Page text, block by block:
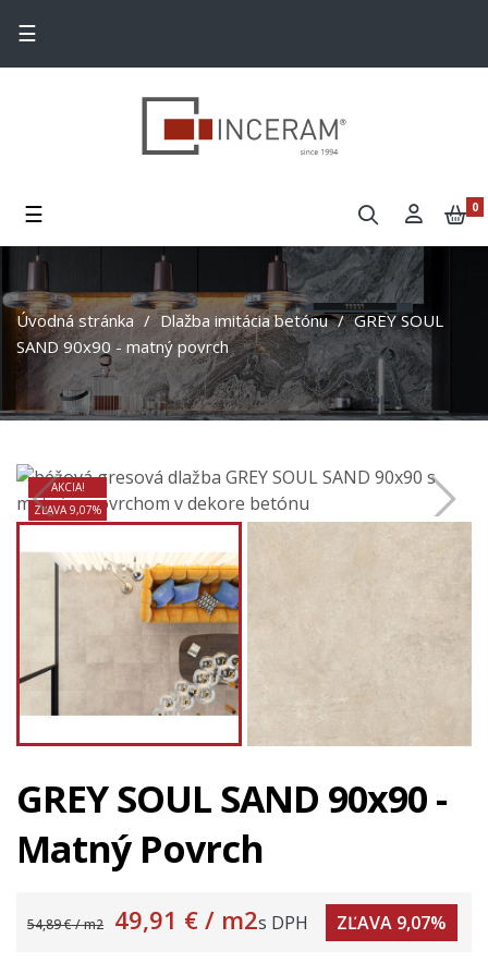
Toggle navigation
☰
Toggle navigation
☰ 0
Úvodná stránka Dlažba imitácia betónu
GREY SOUL
SAND 90x90 - matný povrch
AKCIA!
ZĽAVA 9,07%
GREY SOUL SAND 90x90 -
Matný Povrch
54,89 € / m2 49,91 € / m2s DPH ZĽAVA 9,07%